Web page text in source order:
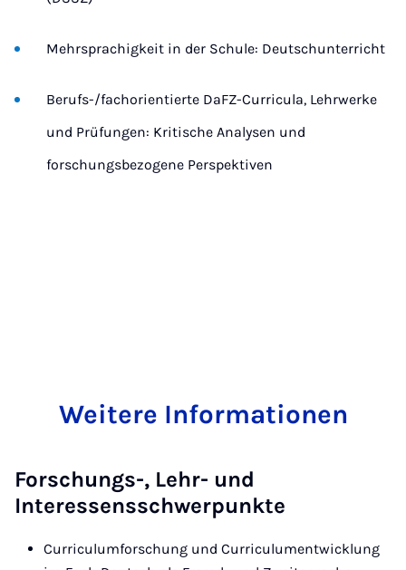
Mehrsprachigkeit in der Schule: Deutschunterricht
Berufs-/fachorientierte DaFZ-Curricula, Lehrwerke
und Prüfungen: Kritische Analysen und
forschungsbezogene Perspektiven
Weitere Informationen
Forschungs-, Lehr- und
Interessensschwerpunkte
Curriculumforschung und Curriculumentwicklung